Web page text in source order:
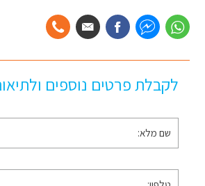
לקבלת פרטים נוספים
שם
מלא *
טלפון *